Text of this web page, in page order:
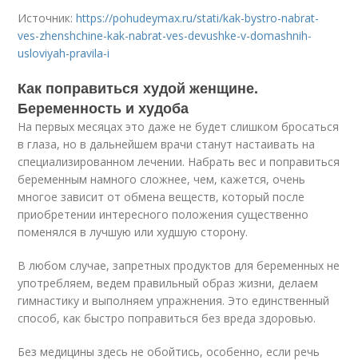
Источник:https://pohudeymax.ru/stati/kak-bystro-nabrat-
ves-zhenshchine-kak-nabrat-ves-devushke-v-domashnih-
usloviyah-pravila-i
Как поправиться худой женщине.
Беременность и худоба
На первых месяцах это даже не будет слишком бросаться
в глаза, но в дальнейшем врачи станут настаивать на
специализированном лечении. Набрать вес и поправиться
беременным намного сложнее, чем, кажется, очень
многое зависит от обмена веществ, который после
приобретении интересного положения существенно
поменялся в лучшую или худшую сторону.
В любом случае, запретных продуктов для беременных не
употребляем, ведем правильный образ жизни, делаем
гимнастику и выполняем упражнения. Это единственный
способ, как быстро поправиться без вреда здоровью.
Без медицины здесь не обойтись, особенно, если речь